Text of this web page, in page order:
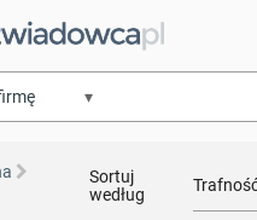
▾
Sortuj
według